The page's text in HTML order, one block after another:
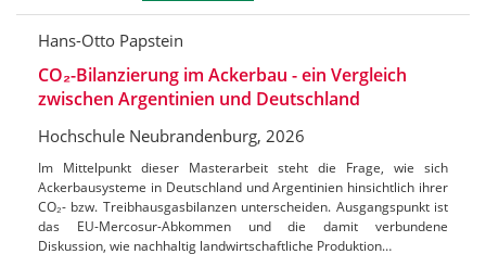
Hans-Otto Papstein
CO₂-Bilanzierung im Ackerbau - ein Vergleich
zwischen Argentinien und Deutschland
Hochschule Neubrandenburg, 2026
Im Mittelpunkt dieser Masterarbeit steht die Frage, wie sich
Ackerbausysteme in Deutschland und Argentinien hinsichtlich ihrer
CO₂- bzw. Treibhausgasbilanzen unterscheiden. Ausgangspunkt ist
das EU-Mercosur-Abkommen und die damit verbundene
Diskussion, wie nachhaltig landwirtschaftliche Produktion…